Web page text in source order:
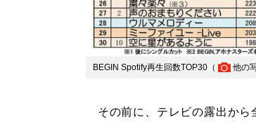
BEGIN Spotify再生回数TOP30（ 他の
その前に、テレビの露出から